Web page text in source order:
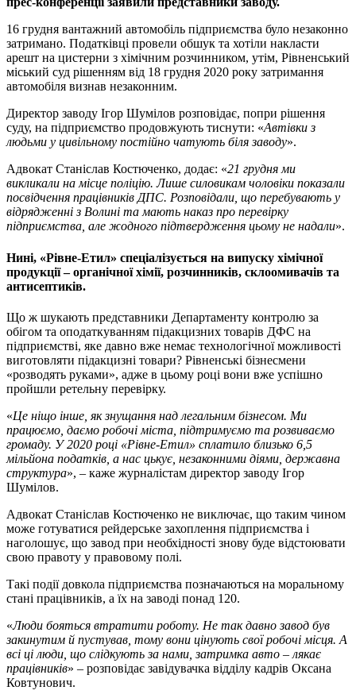
16 грудня вантажний автомобіль підприємства було незаконно
затримано. Податківці провели обшук та хотіли накласти
арешт на цистерни з хімічним розчинником, утім, Рівненський
міський суд рішенням від 18 грудня 2020 року затримання
автомобіля визнав незаконним.
Директор заводу Ігор Шумілов розповідає, попри рішення
суду, на підприємство продовжують тиснути: «Автівки з
людьми у цивільному постійно чатують біля заводу».
Адвокат Станіслав Костюченко, додає: «21 грудня ми
викликали на місце поліцію. Лише силовикам чоловіки показали
посвідчення працівників ДПС. Розповідали, що перебувають у
відрядженні з Волині та мають наказ про перевірку
підприємства, але жодного підтвердження цьому не надали».
Нині, «Рівне-Етил» спеціалізується на випуску хімічної
продукції – органічної хімії, розчинників, склоомивачів та
антисептиків.
Що ж шукають представники Департаменту контролю за
обігом та оподаткуванням підакцизних товарів ДФС на
підприємстві, яке давно вже немає технологічної можливості
виготовляти підакцизні товари? Рівненські бізнесмени
«розводять руками», адже в цьому році вони вже успішно
пройшли ретельну перевірку.
«Це ніщо інше, як знущання над легальним бізнесом. Ми
працюємо, даємо робочі міста, підтримуємо та розвиваємо
громаду. У 2020 році «Рівне-Етил» сплатило близько 6,5
мільйона податків, а нас цькує, незаконними діями, державна
структура», – каже журналістам директор заводу Ігор
Шумілов.
Адвокат Станіслав Костюченко не виключає, що таким чином
може готуватися рейдерське захоплення підприємства і
наголошує, що завод при необхідності знову буде відстоювати
свою правоту у правовому полі.
Такі події довкола підприємства позначаються на моральному
стані працівників, а їх на заводі понад 120.
«Люди бояться втратити роботу. Не так давно завод був
закинутим й пустував, тому вони цінують свої робочі місця. А
всі ці люди, що слідкують за нами, затримка авто – лякає
працівників» – розповідає завідувачка відділу кадрів Оксана
Ковтунович.